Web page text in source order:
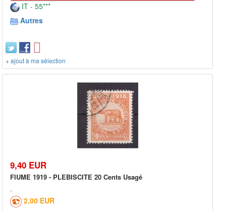
IT - 55***
Autres
+ ajout à ma sélection
9,40 EUR
FIUME 1919 - PLEBISCITE 20 Cents Usagé
2,00 EUR